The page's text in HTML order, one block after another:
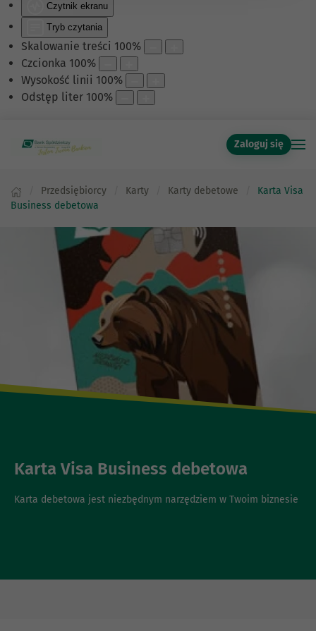
Czytnik ekranu
Tryb czytania
Skalowanie treści 100%
Czcionka 100%
Wysokość linii 100%
Odstęp liter 100%
Zaloguj się
Przedsiębiorcy Karty Karty debetowe
Karta Visa
Business debetowa
Karta Visa Business debetowa
Karta debetowa jest niezbędnym narzędziem w Twoim biznesie